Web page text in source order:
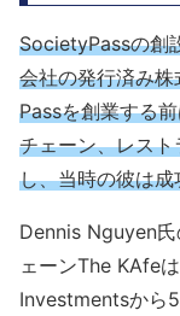
SocietyPassの創
会社の発行済み
Passを創業する
チェーン、レス
し、当時の彼は
Dennis Nguyen
ェーンThe KAfe
Investmentsから